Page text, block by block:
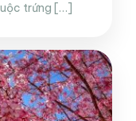
trứng […]